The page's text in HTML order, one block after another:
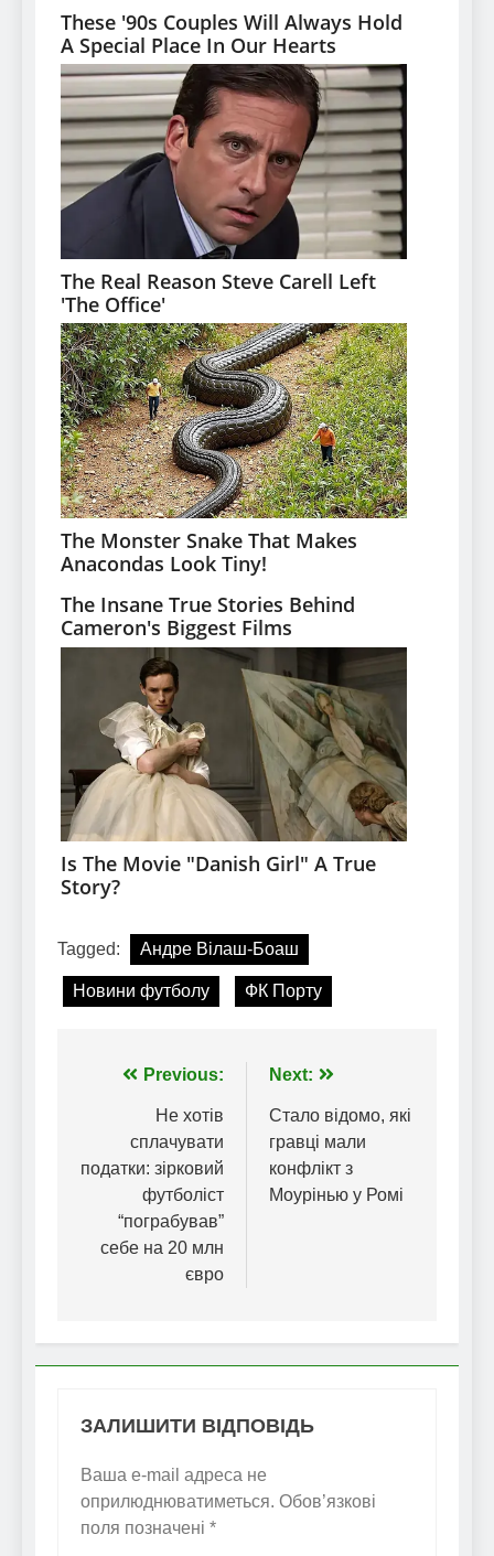
Tagged: Андре Вілаш-Боаш
Новини футболу ФК Порту
Навігація
записів
Previous:
Не хотів
сплачувати
податки: зірковий
футболіст
“пограбував”
себе на 20 млн
євро
Next:
Стало відомо, які
гравці мали
конфлікт з
Моурінью у Ромі
ЗАЛИШИТИ ВІДПОВІДЬ
Ваша e-mail адреса не
оприлюднюватиметься. Обов’язкові
поля позначені *